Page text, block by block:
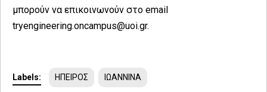
μπορούν να επικοινωνούν στο email
tryengineering.oncampus@uoi.gr.
Labels: ΗΠΕΙΡΟΣ ΙΩΑΝΝΙΝΑ